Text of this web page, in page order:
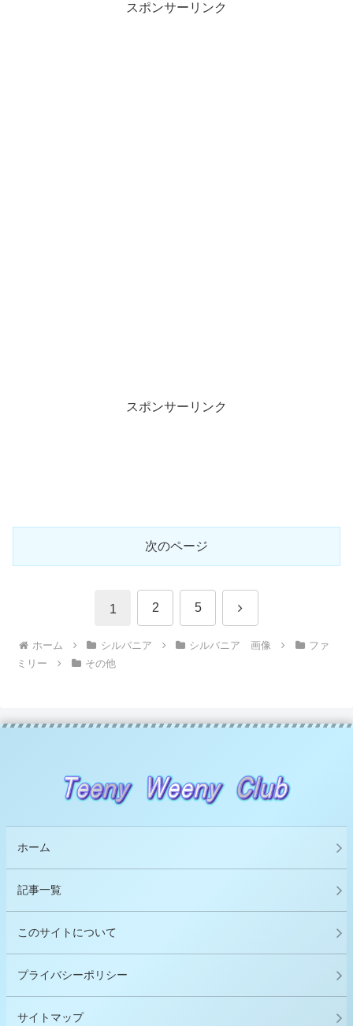
スポンサーリンク
スポンサーリンク
次のページ
1 2 5 次
へ
ホーム シルバニア シルバニア 画像
ファ
ミリー
その他
ホーム
記事一覧
このサイトについて
プライバシーポリシー
サイトマップ